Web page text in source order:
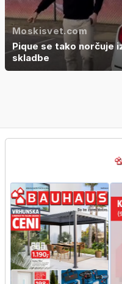
Moskisvet.com
Pique se tako norčuje
skladbe